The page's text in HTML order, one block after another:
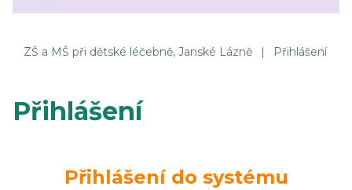
ZŠ a MŠ při dětské léčebně, Janské Lázně | Přihlášení
Přihlášení
Přihlášení do systému